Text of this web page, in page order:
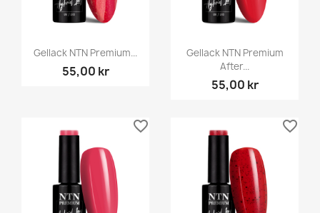
Gellack NTN Premium...
55,00 kr
Gellack NTN Premium
After...
55,00 kr
favorite_border favorite_border